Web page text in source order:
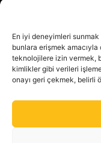
En iyi deneyimleri
bunlara erişmek
teknolojilere izin vermek,
kimlikler gibi verileri
onayı geri çekmek, belirli
Корпоративный